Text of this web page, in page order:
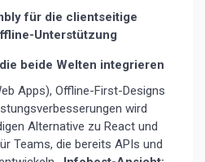
für die clientseitige
Unterstützung
beide Welten integrieren
Apps), Offline-First-Designs
wird
Alternative zu React und
Teams, die bereits APIs und